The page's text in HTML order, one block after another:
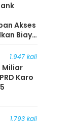
Akses
Biaya
1.947 kali
Miliar
Karo
1.793 kali